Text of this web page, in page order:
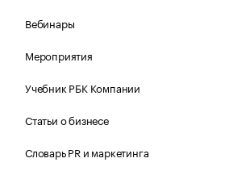
Вебинары
Мероприятия
Учебник РБК Компании
Статьи о бизнесе
Словарь PR и маркетинга